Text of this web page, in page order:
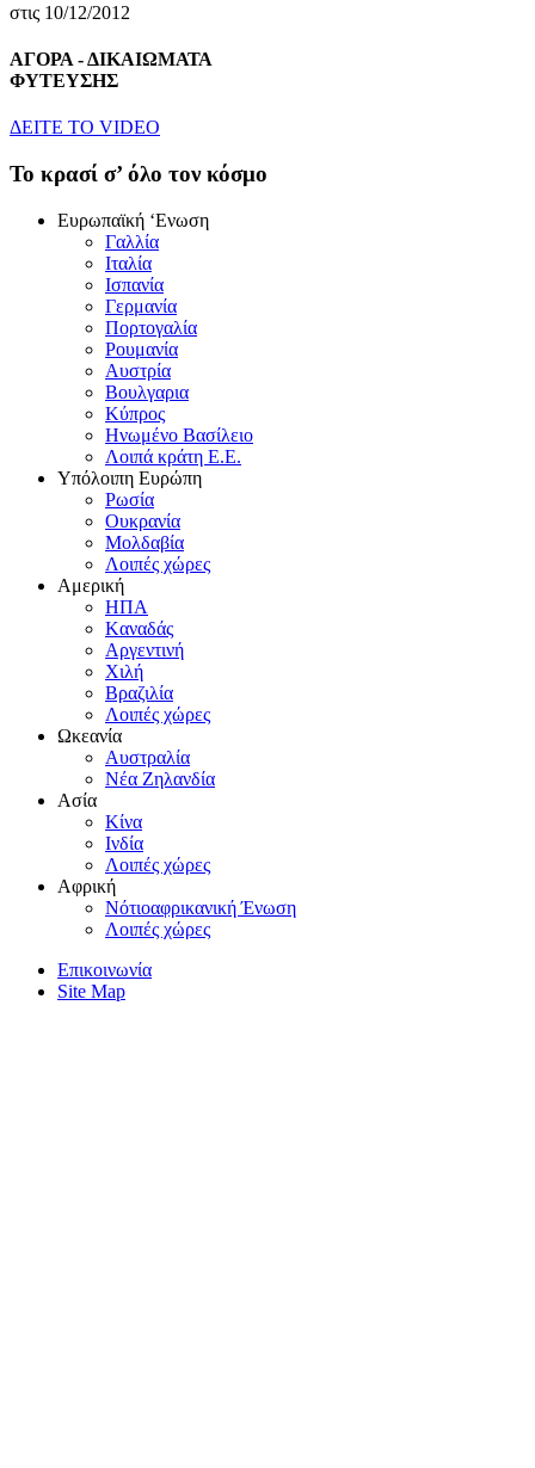
στις 10/12/2012
ΑΓΟΡΑ - ΔΙΚΑΙΩΜΑΤΑ
ΦΥΤΕΥΣΗΣ
ΔEITE TO VIDEO
To κρασί σ’ όλο τον κόσμο
Eυρωπαϊκή ‘Eνωση
Γαλλία
Iταλία
Iσπανία
Γερμανία
Πορτογαλία
Pουμανία
Aυστρία
Bουλγαρια
Kύπρος
Hνωμένο Bασίλειο
Λοιπά κράτη E.E.
Yπόλοιπη Eυρώπη
Pωσία
Oυκρανία
Mολδαβία
Λοιπές χώρες
Αμερική
HΠA
Kαναδάς
Aργεντινή
Xιλή
Bραζιλία
Λοιπές χώρες
Ωκεανία
Aυστραλία
Nέα Zηλανδία
Aσία
Kίνα
Iνδία
Λοιπές χώρες
Αφρική
Nότιοαφρικανική Ένωση
Λοιπές χώρες
Επικοινωνία
Site Map